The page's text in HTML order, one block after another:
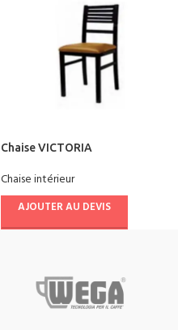
Chaise VICTORIA
Chaise intérieur
AJOUTER AU DEVIS